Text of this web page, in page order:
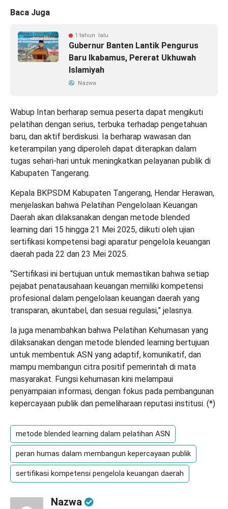
Baca Juga
1 tahun lalu
Gubernur Banten Lantik Pengurus
Baru Ikabamus, Pererat Ukhuwah
Islamiyah
Nazwa
Wabup Intan berharap semua peserta dapat mengikuti
pelatihan dengan serius, terbuka terhadap pengetahuan
baru, dan aktif berdiskusi. Ia berharap wawasan dan
keterampilan yang diperoleh dapat diterapkan dalam
tugas sehari-hari untuk meningkatkan pelayanan publik di
Kabupaten Tangerang.
Kepala BKPSDM Kabupaten Tangerang, Hendar Herawan,
menjelaskan bahwa Pelatihan Pengelolaan Keuangan
Daerah akan dilaksanakan dengan metode blended
learning dari 15 hingga 21 Mei 2025, diikuti oleh ujian
sertifikasi kompetensi bagi aparatur pengelola keuangan
daerah pada 22 dan 23 Mei 2025.
“Sertifikasi ini bertujuan untuk memastikan bahwa setiap
pejabat penatausahaan keuangan memiliki kompetensi
profesional dalam pengelolaan keuangan daerah yang
transparan, akuntabel, dan sesuai regulasi,” jelasnya.
Ia juga menambahkan bahwa Pelatihan Kehumasan yang
dilaksanakan dengan metode blended learning bertujuan
untuk membentuk ASN yang adaptif, komunikatif, dan
mampu membangun citra positif pemerintah di mata
masyarakat. Fungsi kehumasan kini melampaui
penyampaian informasi, dengan fokus pada pembangunan
kepercayaan publik dan pemeliharaan reputasi institusi. (*)
metode blended learning dalam pelatihan ASN
peran humas dalam membangun kepercayaan publik
sertifikasi kompetensi pengelola keuangan daerah
Nazwa